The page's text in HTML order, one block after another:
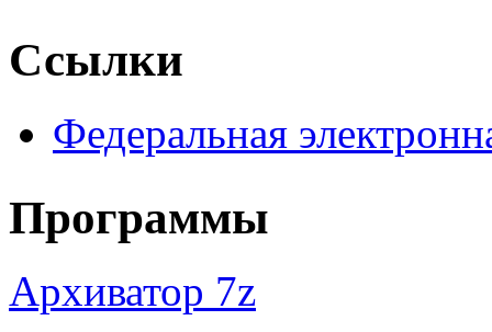
Ссылки
Федеральная
Программы
Архиватор 7z